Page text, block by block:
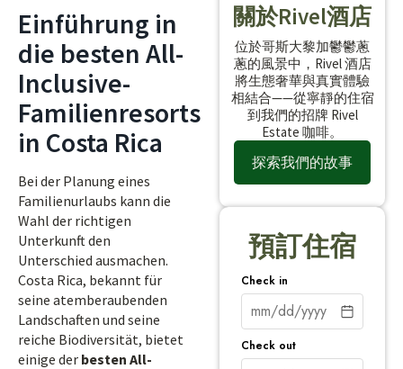
Einführung in
die besten All-
Inclusive-
Familienresorts
in Costa Rica
Bei der Planung eines
Familienurlaubs kann die
Wahl der richtigen
Unterkunft den
Unterschied ausmachen.
Costa Rica, bekannt für
seine atemberaubenden
Landschaften und seine
reiche Biodiversität, bietet
einige der besten All-
關於Rivel酒店
位於哥斯大黎加鬱鬱蔥
蔥的風景中，Rivel 酒店
將生態奢華與真實體驗
相結合——從寧靜的住宿
到我們的招牌 Rivel
Estate 咖啡。
探索我們的故事
預訂住宿
Check in
Check out